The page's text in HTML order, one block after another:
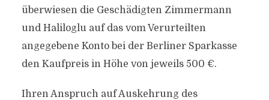
überwiesen die Geschädigten Zimmermann
und Haliloglu auf das vom Verurteilten
angegebene Konto bei der Berliner Sparkasse
den Kaufpreis in Höhe von jeweils 500 €.
Ihren Anspruch auf Auskehrung des